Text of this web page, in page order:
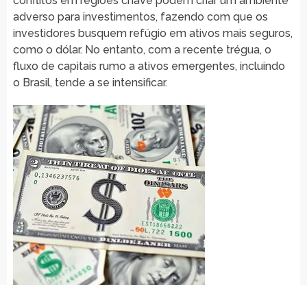
adverso para investimentos, fazendo com que os
investidores busquem refúgio em ativos mais seguros,
como o dólar. No entanto, com a recente trégua, o
fluxo de capitais rumo a ativos emergentes, incluindo
o Brasil, tende a se intensificar.